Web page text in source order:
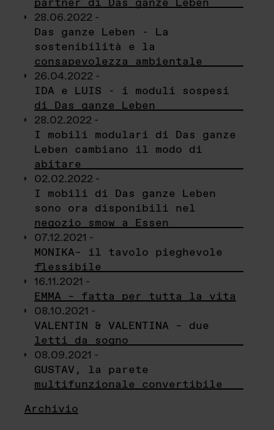
28.06.2022 -
Das ganze Leben - La
sostenibilità e la
consapevolezza ambientale
26.04.2022 -
IDA e LUIS - i moduli sospesi
di Das ganze Leben
28.02.2022 -
I mobili modulari di Das ganze
Leben cambiano il modo di
abitare
02.02.2022 -
I mobili di Das ganze Leben
sono ora disponibili nel
negozio smow a Essen
07.12.2021 -
MONIKA– il tavolo pieghevole
flessibile
16.11.2021 -
EMMA – fatta per tutta la vita
08.10.2021 -
VALENTIN & VALENTINA – due
letti da sogno
08.09.2021 -
GUSTAV, la parete
multifunzionale convertibile
Archivio